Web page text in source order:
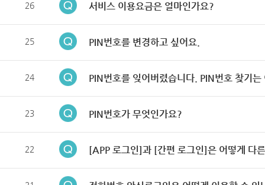
26 서비스 이용요금은 얼마인가요?
25 PIN번호를 변경하고 싶어요.
24 PIN번호를 잊어버렸습니다. PIN번호 찾기는
23 PIN번호가 무엇인가요?
22 [APP 로그인]과 [간편 로그인]은 어떻게 다